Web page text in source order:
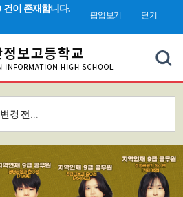
건이 존재합니다.
팝업보기 닫기
2026학년도 상반기 진로 변경 전입학 전형 안내문(부산정보고등학교)